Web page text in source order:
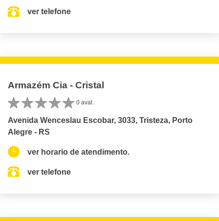
ver telefone
Armazém Cia - Cristal
0 aval.
Avenida Wenceslau Escobar, 3033, Tristeza, Porto
Alegre - RS
ver horario de atendimento.
ver telefone